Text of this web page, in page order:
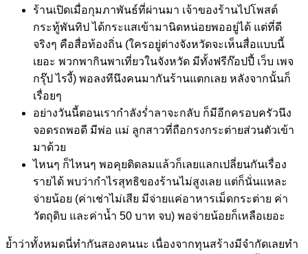
ร้านเปิดเมื่อกุมภาพันธ์ที่ผ่านมา เจ้าของร้านไปโพสต์
กระทู้พันทิป ได้กระแสเข้ามานิดหน่อยพออยู่ได้ แต่ที่ดี
จริงๆ คือสื่อท้องถิ่น (ใครอยู่ต่างจังหวัดจะเห็นสื่อแบบนี้
เยอะ พวกพากินพาเที่ยวในจังหวัด มีทั้งฟรีก๊อปปี้ เว็บ เพจ
กรุ๊ป ไรงี้) พอลงทีนึงคนมากันร้านแตกเลย หลังจากนั้นก็
เรื่อยๆ
อย่างวันนี้ตอนเรากำลังร่ำลาจะกลับ ก็มีอีกครอบครัวนึง
จอดรถพอดี มีพ่อ แม่ ลูกสาวที่ถือกรงกระต่ายส่วนตัวเข้า
มาด้วย
ไหนๆ ก็ไหนๆ พอคุยติดลมแล้วก็เลยแลกเปลี่ยนกันเรื่อง
รายได้ พบว่ากำไรสุทธิของร้านไม่สูงเลย แต่ก็นั่นแหละ
จ่ายน้อย (ค่าเช่าไม่เสีย มีจ่ายแค่อาหารเม็ดกระต่าย ค่า
วัตถุดิบ และค่าน้ำ 50 บาท จบ) พอจ่ายน้อยก็เหลือเยอะ
ย้ำว่าทั้งหมดนี่ทำกันสองคนนะ เนื่องจากทุนสร้างมีจำกัดเลยทำ